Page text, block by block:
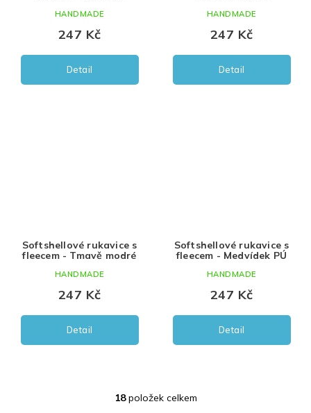
247 Kč
Detail
HANDMADE
247 Kč
Detail
HANDMADE
Softshellové rukavice s
fleecem - Tmavě modré
247 Kč
Detail
HANDMADE
Softshellové rukavice s
fleecem - Medvídek PÚ
247 Kč
Detail
HANDMADE
O
18položek celkem